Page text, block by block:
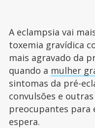
A eclampsia vai
toxemia gravídica
mais agravado da
quando a mulher
sintomas da pré-
convulsões e
preocupantes para
espera.